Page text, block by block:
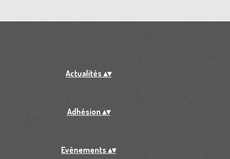
Actualités ▴▾
Adhésion ▴▾
Evènements ▴▾